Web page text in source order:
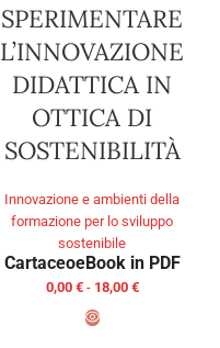
SPERIMENTARE
L’INNOVAZIONE
DIDATTICA IN
OTTICA DI
SOSTENIBILITÀ
Innovazione e ambienti della
formazione per lo sviluppo
sostenibile
CartaceoeBook in PDF
0,00 € - 18,00 €